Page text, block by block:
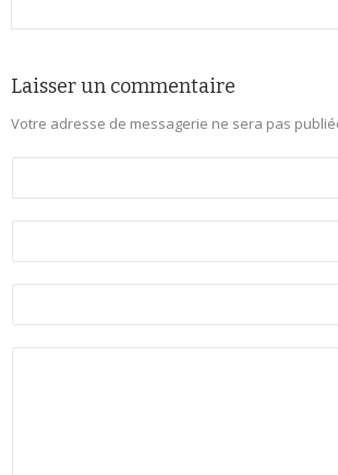
Laisser un commentaire
Votre adresse de messagerie ne sera pas